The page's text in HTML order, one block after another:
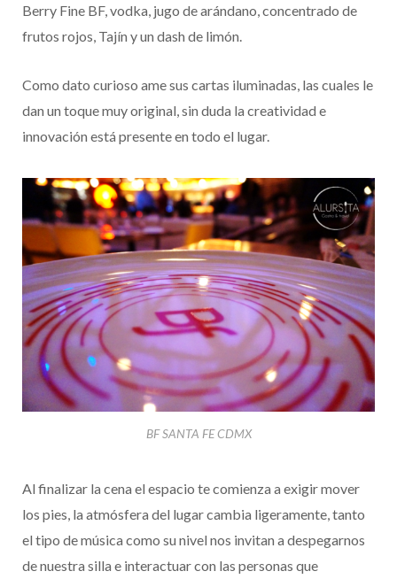
Berry Fine BF, vodka, jugo de arándano, concentrado de
frutos rojos, Tajín y un dash de limón.
Como dato curioso ame sus cartas iluminadas, las cuales le
dan un toque muy original, sin duda la creatividad e
innovación está presente en todo el lugar.
BF SANTA FE CDMX
Al finalizar la cena el espacio te comienza a exigir mover
los pies, la atmósfera del lugar cambia ligeramente, tanto
el tipo de música como su nivel nos invitan a despegarnos
de nuestra silla e interactuar con las personas que